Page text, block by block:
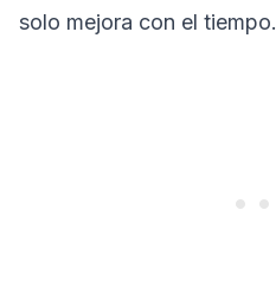
solo mejora con el tiempo.